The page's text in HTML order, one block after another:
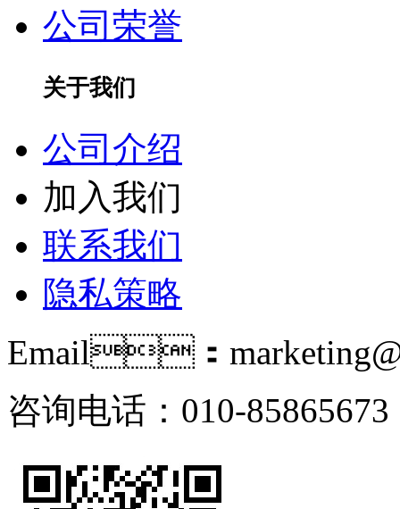
公司荣誉
关于我们
公司介绍
加入我们
联系我们
隐私策略
Email：
咨询电话：010-85865673